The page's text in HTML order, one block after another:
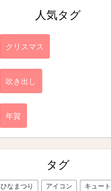
人気タグ
クリスマス
吹き出し
年賀
タグ
ひなまつり アイコン
キュート